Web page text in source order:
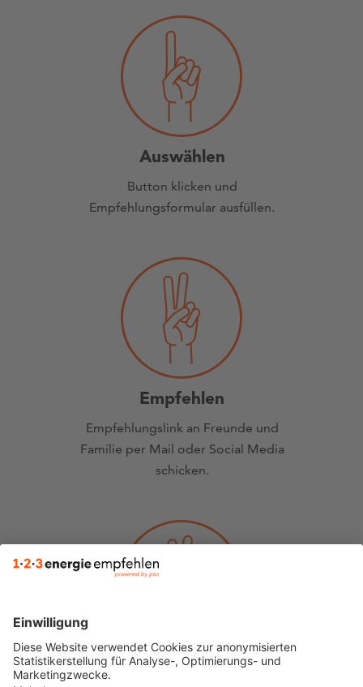
Auswählen
Button klicken und
Empfehlungsformular ausfüllen.
Empfehlen
Empfehlungslink an Freunde und
Familie per Mail oder Social Media
schicken.
Abholen